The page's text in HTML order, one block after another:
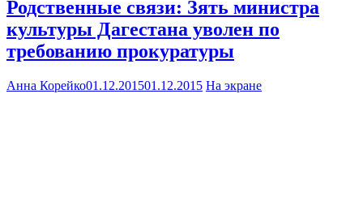
Родственные связи: Зять министра
культуры Дагестана уволен по
требованию прокуратуры
Анна Корейко01.12.201501.12.2015 На экране